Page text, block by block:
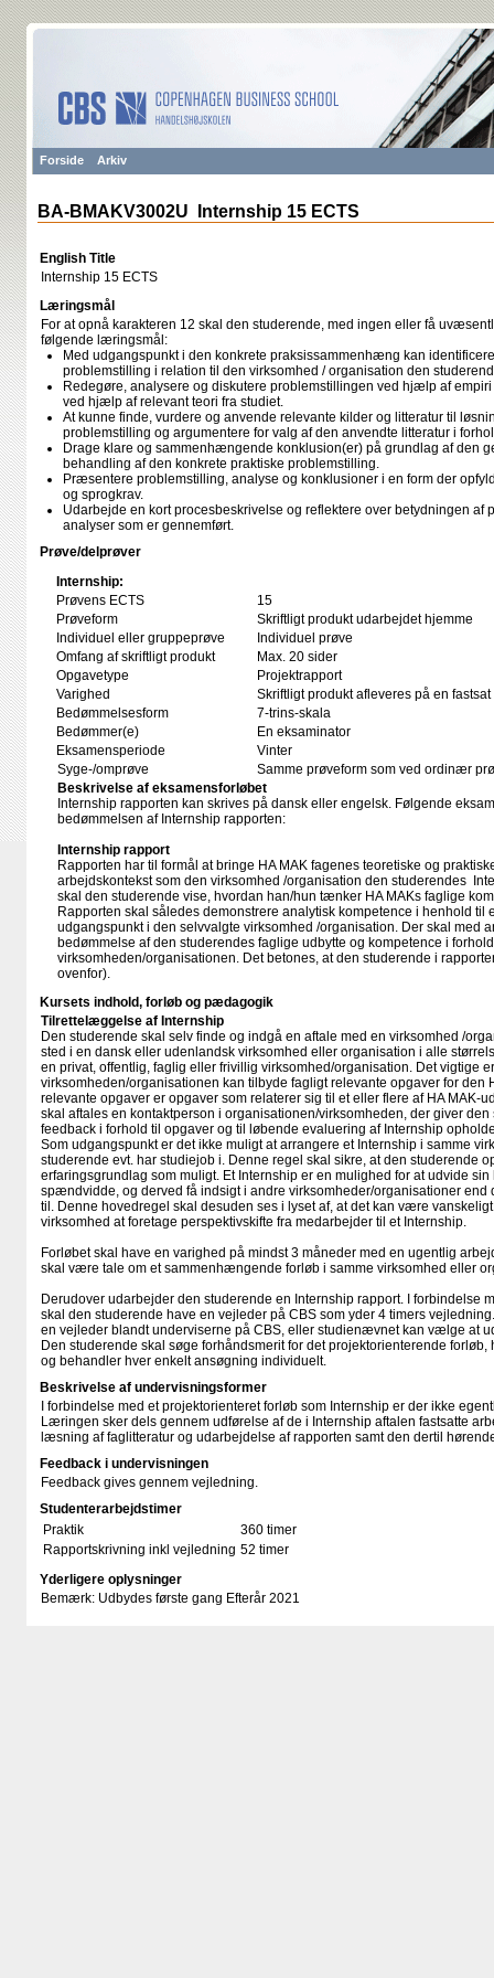
Forside Arkiv
BA-BMAKV3002U Internship 15 ECTS
English Title
Internship 15 ECTS
Læringsmål
For at opnå karakteren 12 skal den studerende, med ingen eller få
følgende læringsmål:
Med udgangspunkt i den konkrete praksissammenhæng kan
problemstilling i relation til den virksomhed / organisation den
Redegøre, analysere og diskutere problemstillingen ved hjælp af
ved hjælp af relevant teori fra studiet.
At kunne finde, vurdere og anvende relevante kilder og litteratur til
problemstilling og argumentere for valg af den anvendte litteratur i
Drage klare og sammenhængende konklusion(er) på grundlag af den
behandling af den konkrete praktiske problemstilling.
Præsentere problemstilling, analyse og konklusioner i en form der
og sprogkrav.
Udarbejde en kort procesbeskrivelse og reflektere over betydningen af
analyser som er gennemført.
Prøve/delprøver
Internship:
Prøvens ECTS
15
Prøveform
Skriftligt produkt udarbejdet hjemme
Individuel eller gruppeprøve
Individuel prøve
Omfang af skriftligt produkt
Max. 20 sider
Opgavetype
Projektrapport
Varighed
Skriftligt produkt afleveres på en
Bedømmelsesform
7-trins-skala
Bedømmer(e)
En eksaminator
Eksamensperiode
Vinter
Syge-/omprøve
Samme prøveform som ved ordinær
Beskrivelse af eksamensforløbet
Internship rapporten kan skrives på dansk eller engelsk. Følgende
bedømmelsen af Internship rapporten:
Internship rapport
Rapporten har til formål at bringe HA MAK fagenes teoretiske og
arbejdskontekst som den virksomhed /organisation den studerendes
skal den studerende vise, hvordan han/hun tænker HA MAKs faglige
Rapporten skal således demonstrere analytisk kompetence i henhold til
udgangspunkt i den selvvalgte virksomhed /organisation. Der skal med
bedømmelse af den studerendes faglige udbytte og kompetence i
virksomheden/organisationen. Det betones, at den studerende i
ovenfor).
Kursets indhold, forløb og pædagogik
Tilrettelæggelse af Internship
Den studerende skal selv finde og indgå en aftale med en virksomhed /
sted i en dansk eller udenlandsk virksomhed eller organisation i alle
en privat, offentlig, faglig eller frivillig virksomhed/organisation. Det vigtige
virksomheden/organisationen kan tilbyde fagligt relevante opgaver for den
relevante opgaver er opgaver som relaterer sig til et eller flere af HA MAK-
skal aftales en kontaktperson i organisationen/virksomheden, der giver
feedback i forhold til opgaver og til løbende evaluering af Internship
Som udgangspunkt er det ikke muligt at arrangere et Internship i samme
studerende evt. har studiejob i. Denne regel skal sikre, at den studerende
erfaringsgrundlag som muligt. Et Internship er en mulighed for at udvide
spændvidde, og derved få indsigt i andre virksomheder/organisationer end
til. Denne hovedregel skal desuden ses i lyset af, at det kan være
virksomhed at foretage perspektivskifte fra medarbejder til et Internship.
Forløbet skal have en varighed på mindst 3 måneder med en ugentlig
skal være tale om et sammenhængende forløb i samme virksomhed eller
Derudover udarbejder den studerende en Internship rapport. I forbindelse
skal den studerende have en vejleder på CBS som yder 4 timers
en vejleder blandt underviserne på CBS, eller studienævnet kan vælge at
Den studerende skal søge forhåndsmerit for det projektorienterende
og behandler hver enkelt ansøgning individuelt.
Beskrivelse af undervisningsformer
I forbindelse med et projektorienteret forløb som Internship er der ikke
Læringen sker dels gennem udførelse af de i Internship aftalen fastsatte
læsning af faglitteratur og udarbejdelse af rapporten samt den dertil
Feedback i undervisningen
Feedback gives gennem vejledning.
Studenterarbejdstimer
Praktik
360 timer
Rapportskrivning inkl vejledning 52 timer
Yderligere oplysninger
Bemærk: Udbydes første gang Efterår 2021